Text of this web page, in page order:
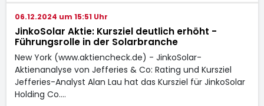
06.12.2024 um 15:51 Uhr
JinkoSolar Aktie: Kursziel deutlich erhöht -
Führungsrolle in der Solarbranche
New York (www.aktiencheck.de) - JinkoSolar-
Aktienanalyse von Jefferies & Co: Rating und Kursziel
Jefferies-Analyst Alan Lau hat das Kursziel für JinkoSolar
Holding Co.…